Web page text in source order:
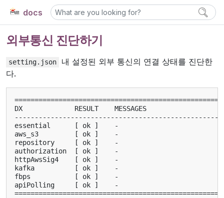
docs
외부통신 진단하기
setting.json
내 설정된 외부 통신의 연결 상태를 진단한
다.
====================================================
DX
RESULT
MESSAGES
----------------------------------------------------
essential
[ ok ]
-
aws_s3
[ ok ]
-
repository
[ ok ]
-
authorization
[ ok ]
-
httpAwsSig4
[ ok ]
-
kafka
[ ok ]
-
fbps
[ ok ]
-
apiPolling
[ ok ]
-
====================================================